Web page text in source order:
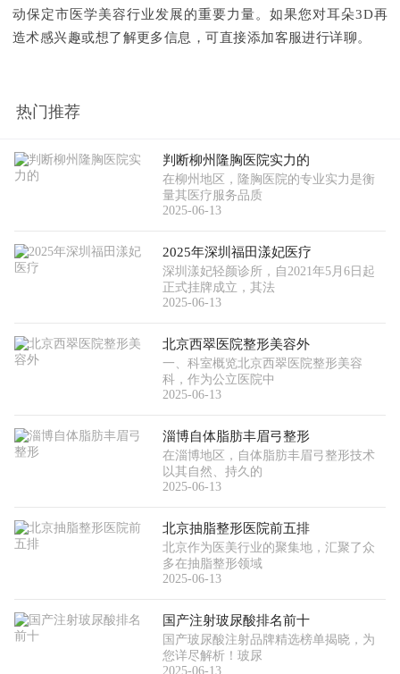
动保定市医学美容行业发展的重要力量。如果您对耳朵3D再
造术感兴趣或想了解更多信息，可直接添加客服进行详聊。
热门推荐
判断柳州隆胸医院实力的
在柳州地区，隆胸医院的专业实力是衡
量其医疗服务品质
2025-06-13
2025年深圳福田漾妃医疗
深圳漾妃轻颜诊所，自2021年5月6日起
正式挂牌成立，其法
2025-06-13
北京西翠医院整形美容外
一、科室概览北京西翠医院整形美容
科，作为公立医院中
2025-06-13
淄博自体脂肪丰眉弓整形
在淄博地区，自体脂肪丰眉弓整形技术
以其自然、持久的
2025-06-13
北京抽脂整形医院前五排
北京作为医美行业的聚集地，汇聚了众
多在抽脂整形领域
2025-06-13
国产注射玻尿酸排名前十
国产玻尿酸注射品牌精选榜单揭晓，为
您详尽解析！玻尿
2025-06-13